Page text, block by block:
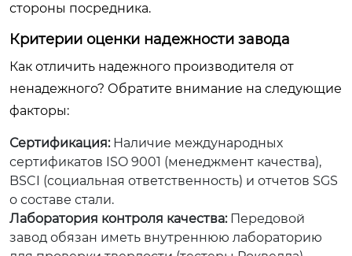
стороны посредника.
Критерии оценки надежности завода
Как отличить надежного производителя от
ненадежного? Обратите внимание на следующие
факторы:
Сертификация:Наличие международных
сертификатов ISO 9001 (менеджмент качества),
BSCI (социальная ответственность) и отчетов SGS
о составе стали.
Лаборатория контроля качества:Передовой
завод обязан иметь внутреннюю лабораторию